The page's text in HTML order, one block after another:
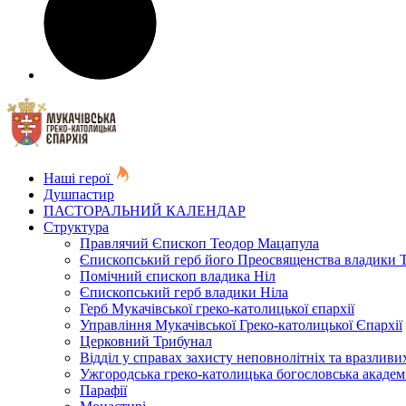
Наші герої
Душпастир
ПАСТОРАЛЬНИЙ КАЛЕНДАР
Структура
Правлячий Єпископ Теодор Мацапула
Єпископський герб його Преосвященства владики
Помічний єпископ владика Ніл
Єпископський герб владики Ніла
Герб Мукачівської греко-католицької єпархії
Управління Мукачівської Греко-католицької Єпархії
Церковний Трибунал
Відділ у справах захисту неповнолітніх та
Ужгородська греко-католицька богословська
Парафії